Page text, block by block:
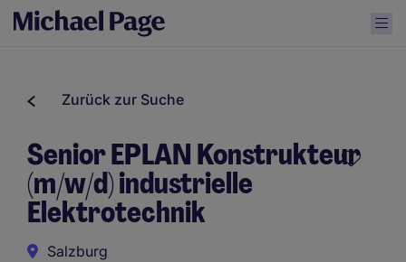
Zurück zur Suche
Senior EPLAN Konstrukteur
(m/w/d) industrielle
Elektrotechnik
Salzburg